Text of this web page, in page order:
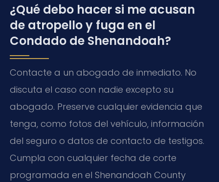
¿Qué debo hacer si me acusan
de atropello y fuga en el
Condado de Shenandoah?
Contacte a un abogado de inmediato. No
discuta el caso con nadie excepto su
abogado. Preserve cualquier evidencia que
tenga, como fotos del vehículo, información
del seguro o datos de contacto de testigos.
Cumpla con cualquier fecha de corte
programada en el Shenandoah County